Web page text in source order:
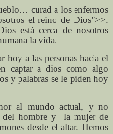
curad a los enfermos
el reino de Dios”>>.
está cerca de nosotros
la vida.
hoy a las personas hacia el
captar a dios como algo
y palabras se le piden hoy
al mundo actual, y no
del hombre y
la mujer de
desde el altar. Hemos